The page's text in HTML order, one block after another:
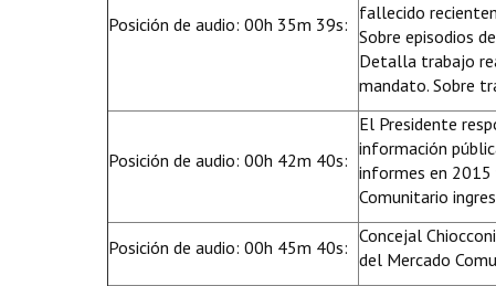
Posición de audio: 00h 35m 39s:
fallecido
Sobre episodios
Detalla trabajo
mandato. Sobre
Posición de audio: 00h 42m 40s:
El Presidente
información
informes en 2015
Comunitario
Posición de audio: 00h 45m 40s:
Concejal
del Mercado